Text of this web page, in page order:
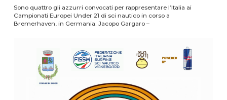
Sono quattro gli azzurri convocati per rappresentare l’Italia ai
Campionati Europei Under 21 di sci nautico in corso a
Bremerhaven, in Germania: Jacopo Gargaro –